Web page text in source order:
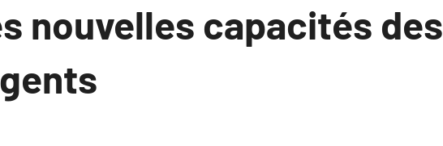
nouvelles capacités des